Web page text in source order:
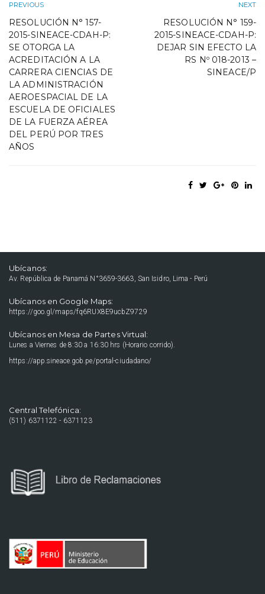
PREVIOUS
RESOLUCIÓN N° 157-
2015-SINEACE-CDAH-P:
SE OTORGA LA
ACREDITACIÓN A LA
CARRERA CIENCIAS DE
LA ADMINISTRACIÓN
AEROESPACIAL DE LA
ESCUELA DE OFICIALES
DE LA FUERZA AÉREA
DEL PERÚ POR TRES
AÑOS
NEXT
RESOLUCIÓN N° 159-
2015-SINEACE-CDAH-P:
DEJAR SIN EFECTO LA
RS Nº 018-2013 –
SINEACE/P
Ubícanos:
Av. República de Panamá N°3659-3663, San Isidro, Lima - Perú
Ubícanos en Google Maps:
https://goo.gl/maps/fq6RUX8E9ucbZ9729
Ubícanos en Mesa de Partes Virtual:
Lunes a Viernes de 8:30 a 16:30 hrs (Horario corrido).
https://app.sineace.gob.pe/portal-ciudadano/
Central Telefónica:
(511) 6371122 - 6371123